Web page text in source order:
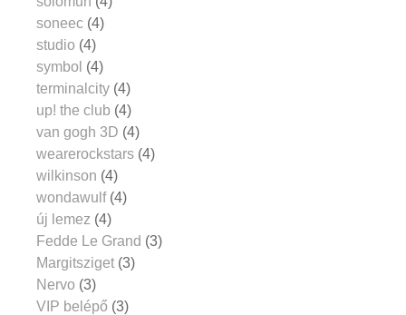
soneec (4)
studio (4)
symbol (4)
terminalcity (4)
up! the club (4)
van gogh 3D (4)
wearerockstars (4)
wilkinson (4)
wondawulf (4)
új lemez (4)
Fedde Le Grand (3)
Margitsziget (3)
Nervo (3)
VIP belépő (3)